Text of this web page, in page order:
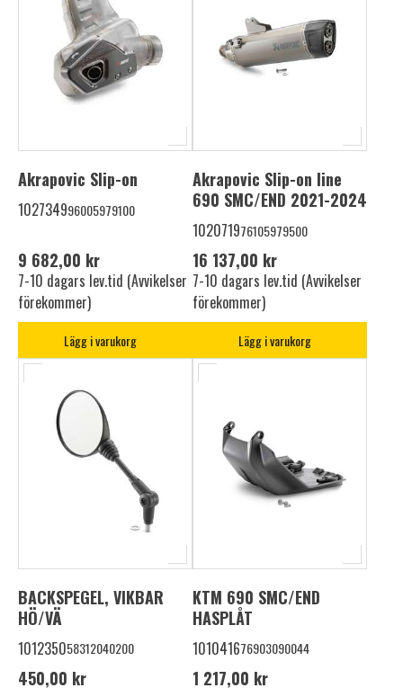
Akrapovic Slip-on
102734996005979100
9 682,00 kr
7-10 dagars lev.tid (Avvikelser
förekommer)
Lägg i varukorg
Akrapovic Slip-on line
690 SMC/END 2021-2024
102071976105979500
16 137,00 kr
7-10 dagars lev.tid (Avvikelser
förekommer)
Lägg i varukorg
BACKSPEGEL, VIKBAR
HÖ/VÄ
101235058312040200
450,00 kr
KTM 690 SMC/END
HASPLÅT
101041676903090044
1 217,00 kr